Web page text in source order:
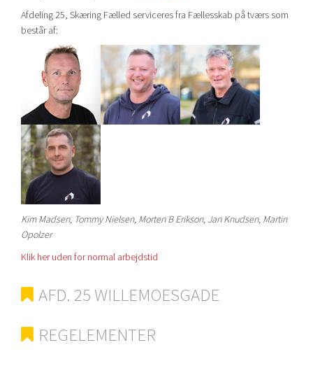
Afdeling 25, Skæring Fælled serviceres fra Fællesskab på tværs som
består af:
Kim Madsen, Tommy Nielsen, Morten B Erikson, Jan Knudsen, Martin
Opolzer
Klik her uden for normal arbejdstid
AFD. 25 WILLEMOESGADE
REGELEMENTER